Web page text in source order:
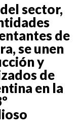
sector,
de
se unen
y
de
en la